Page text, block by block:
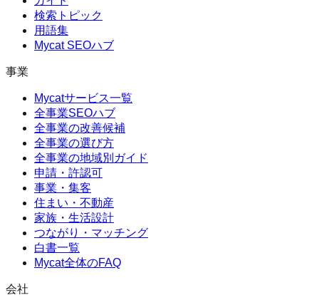
検索トピック
用語集
Mycat SEOハブ
事業
Mycatサービス一覧
全事業SEOハブ
全事業の改善候補
全事業の選び方
全事業の地域別ガイド
申請・許認可
事業・集客
住まい・不動産
家族・生活設計
つながり・マッチング
白書一覧
Mycat全体のFAQ
会社